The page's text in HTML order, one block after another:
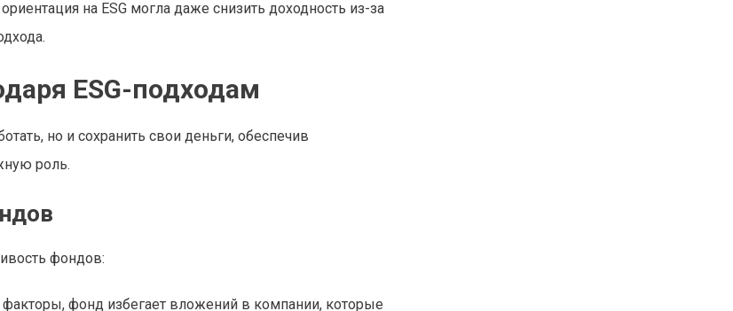
на ESG могла даже снизить доходность из-за
ESG-подходам
но и сохранить свои деньги, обеспечив
роль.
фондов:
фонд избегает вложений в компании, которые